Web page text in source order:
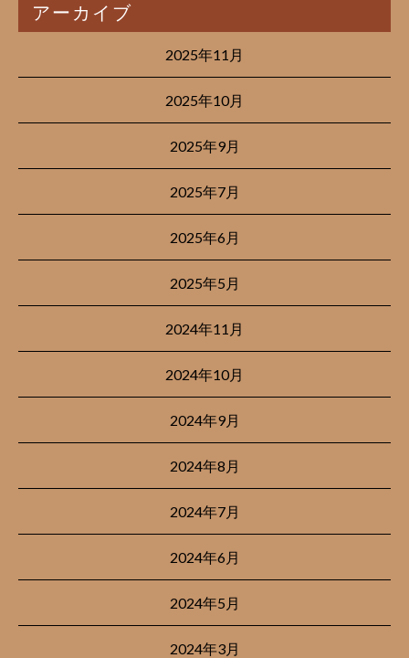
アーカイブ
2025年11月
2025年10月
2025年9月
2025年7月
2025年6月
2025年5月
2024年11月
2024年10月
2024年9月
2024年8月
2024年7月
2024年6月
2024年5月
2024年3月